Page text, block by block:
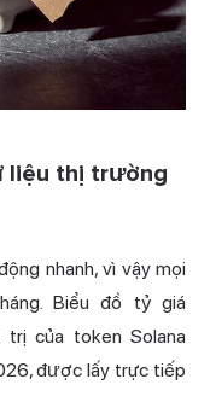
liệu thị trường
nhanh, vì vậy mọi
Biểu đồ tỷ giá
của token Solana
được lấy trực tiếp